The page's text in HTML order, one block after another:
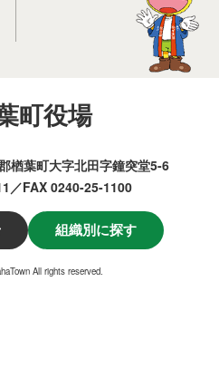
町役場
楢葉町大字北田字鐘突堂5-6
／FAX 0240-25-1100
組織別に探す
All rights reserved.